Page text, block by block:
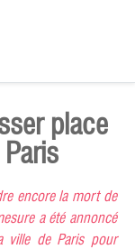
place
encore la mort de
a été annoncé
ville de Paris pour